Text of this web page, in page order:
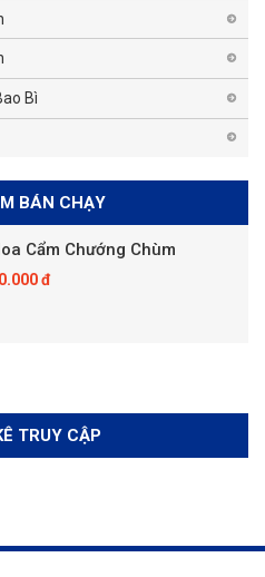
Bì
BÁN CHẠY
Cẩm Chướng Chùm
đ
TRUY CẬP